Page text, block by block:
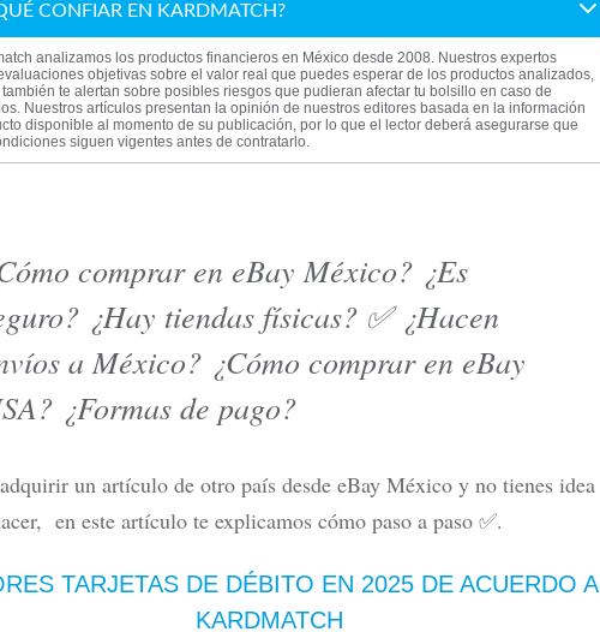
CONFIAR EN KARDMATCH?
analizamos los productos financieros en México desde 2008. Nuestros expertos
objetivas sobre el valor real que puedes esperar de los productos analizados,
te alertan sobre posibles riesgos que pudieran afectar tu bolsillo en caso de
Nuestros artículos presentan la opinión de nuestros editores basada en la información
disponible al momento de su publicación, por lo que el lector deberá asegurarse que
siguen vigentes antes de contratarlo.
comprar en eBay México? ¿Es
¿Hay tiendas físicas? ✅ ¿Hacen
a México? ¿Cómo comprar en eBay
¿Formas de pago?
un artículo de otro país desde eBay México y no tienes idea
en este artículo te explicamos cómo paso a paso ✅.
TARJETAS DE DÉBITO EN 2025 DE ACUERDO A
KARDMATCH
One Up: ¿Realmente sin
¿Te conviene?
Mejores tarjetas de crédito en México
2026 por tipo de usuario
Leer más